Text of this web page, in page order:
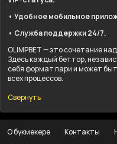
• Удобное мобильное
• Служба поддержки 24/7.
OLIMPBET — это сочетание
Здесь каждый беттор,
себя формат пари и может
всех процессов.
Свернуть
О букмекере Контакты